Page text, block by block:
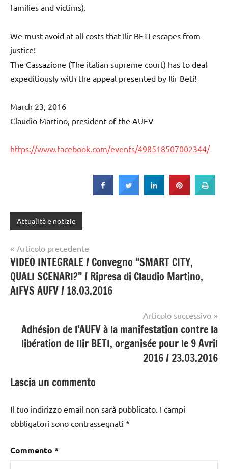
families and victims).
We must avoid at all costs that Ilir BETI escapes from
justice!
The Cassazione (The italian supreme court) has to deal
expeditiously with the appeal presented by Ilir Beti!
March 23, 2016
Claudio Martino, president of the AUFV
https://www.facebook.com/events/498518507002344/
Attualità e notizie
Navigazione
articoli
Articolo precedente
VIDEO INTEGRALE / Convegno “SMART CITY,
QUALI SCENARI?” / Ripresa di Claudio Martino,
AIFVS AUFV / 18.03.2016
Articolo successivo
Adhésion de l’AUFV à la manifestation contre la
libération de Ilir BETI, organisée pour le 9 Avril
2016 / 23.03.2016
Lascia un commento
Il tuo indirizzo email non sarà pubblicato. I campi
obbligatori sono contrassegnati *
Commento *